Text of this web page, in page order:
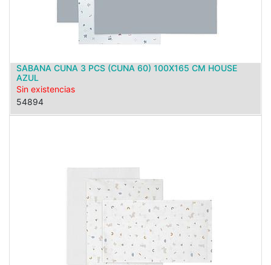
SABANA CUNA 3 PCS (CUNA 60) 100X165 CM HOUSE
AZUL
Sin existencias
54894